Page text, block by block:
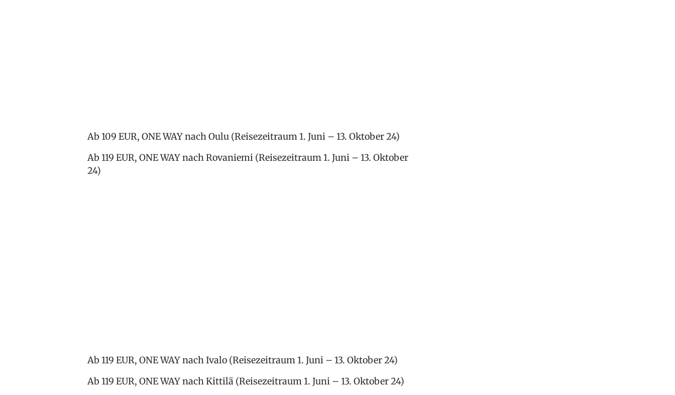
Ab 109 EUR, ONE WAY nach Oulu (Reisezeitraum 1. Juni – 13. Oktober 24)
Ab 119 EUR, ONE WAY nach Rovaniemi (Reisezeitraum 1. Juni – 13. Oktober
24)
Ab 119 EUR, ONE WAY nach Ivalo (Reisezeitraum 1. Juni – 13. Oktober 24)
Ab 119 EUR, ONE WAY nach Kittilä (Reisezeitraum 1. Juni – 13. Oktober 24)